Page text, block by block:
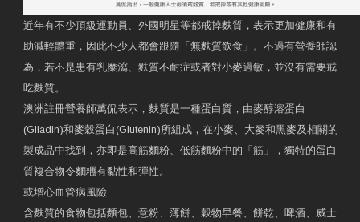
近年有不少頂級運動員、外國明星等都戒掉麩質，表示更加健康和有
助減輕體重，因此不少人都會跟隨「無麩質飲食」。不過有營養師認
為，若不是患有乳糜瀉、麩質不耐症或者對小麥過敏，並沒有需要戒
吃麩質。
澳洲註冊營養師萬侃表示，麩質是一種蛋白質，由麥醇溶蛋白
(Gliadin)和麥穀蛋白(Glutenin)所組成，在小麥、大麥和黑麥及相關的
製成品中找到，亦即是高筋麵粉、低筋麵粉中的「筋」，獨特的蛋白
質複合物令麵糰有黏性和彈性。
或增心血管病風險
含麩質的食物包括麵包、意粉、薄餅、穀物早餐、餅乾、啤酒、威士